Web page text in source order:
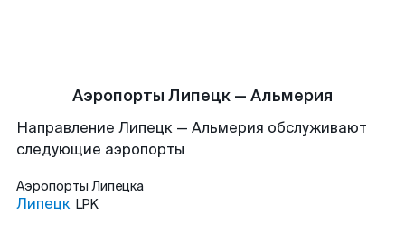
Аэропорты Липецк — Альмерия
Направление Липецк — Альмерия обслуживают
следующие аэропорты
Аэропорты Липецка
Липецк LPK